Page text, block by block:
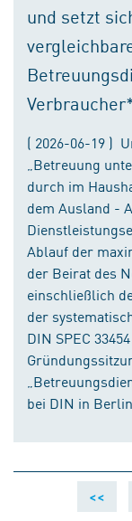
und setzt
( 2026-06-19 )
„Betreuung
durch im
dem Ausland -
Ablauf der
der Beirat des
einschließlich
der
DIN SPEC
bei DIN in
<<